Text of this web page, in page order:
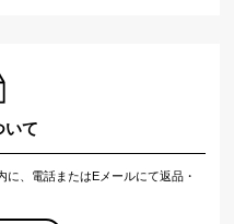
いて
、電話またはEメールにて返品・